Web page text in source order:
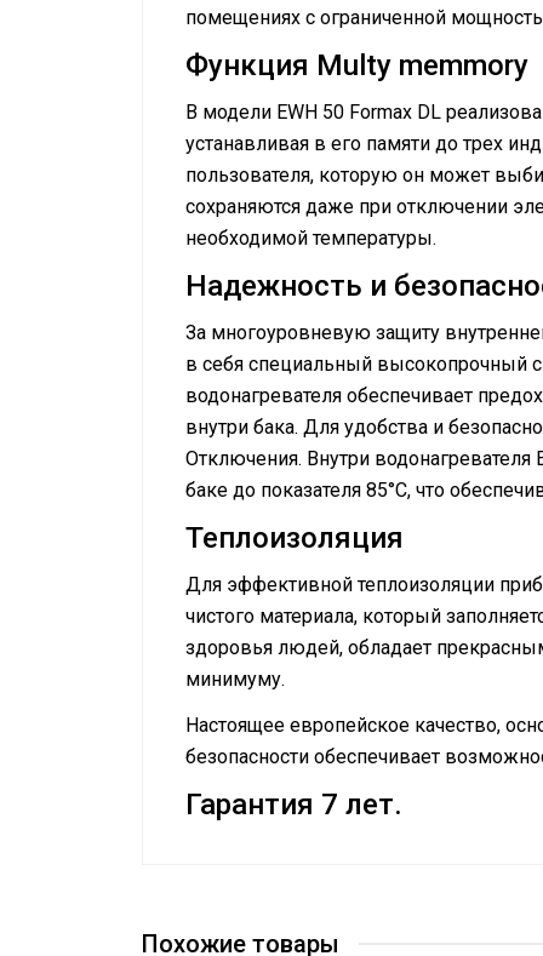
помещениях с ограниченной
Функция Multy memmory
В модели EWH 50 Formax DL
устанавливая в его памяти до трех
пользователя, которую он может
сохраняются даже при отключении
необходимой температуры.
Надежность и
За многоуровневую защиту
в себя специальный высокопрочный
водонагревателя обеспечивает
внутри бака. Для удобства и
Отключения. Внутри водонагревателя
баке до показателя 85°С, что
Теплоизоляция
Для эффективной теплоизоляции
чистого материала, который
здоровья людей, обладает
минимуму.
Настоящее европейское качество,
безопасности обеспечивает
Гарантия 7 лет.
Похожие товары